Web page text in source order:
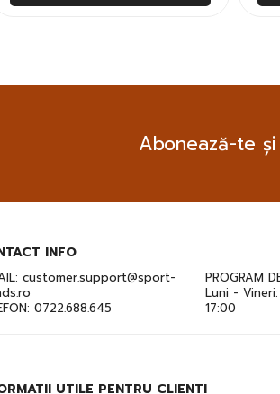
Abonează-te
INFO
customer.support@sport-
0722.688.645
PROGRAM
Luni -
17:00
UTILE PENTRU CLIENTI